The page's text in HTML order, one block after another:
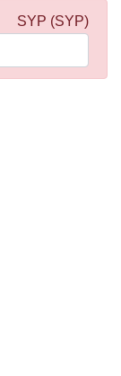
(SYP) SYP